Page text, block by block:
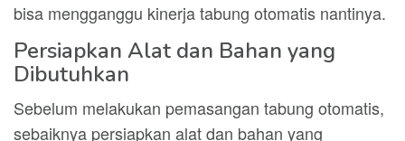
bisa mengganggu kinerja tabung otomatis nantinya.
Persiapkan Alat dan Bahan yang
Dibutuhkan
Sebelum melakukan pemasangan tabung otomatis,
sebaiknya persiapkan alat dan bahan yang